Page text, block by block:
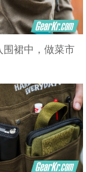
围裙中，做菜市